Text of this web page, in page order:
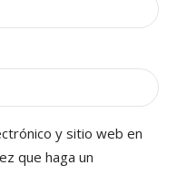
y sitio web en
que haga un